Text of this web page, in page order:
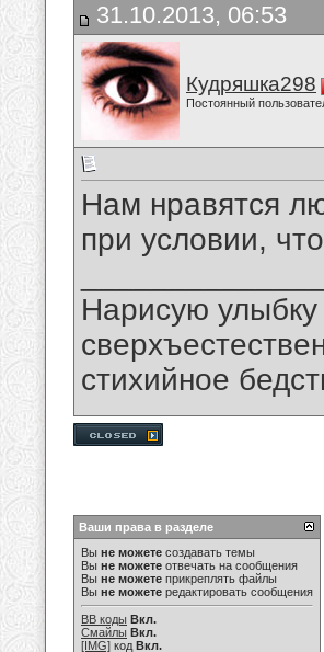
31.10.2013, 06:53
Кудряшка298
Постоянный
Нам нравятся
при условии,
Нарисую улыбку
стихийное
Ваши права в разделе
Вы не можете создавать темы
Вы не можете отвечать на сообщения
Вы не можете прикреплять файлы
Вы не можете редактировать сообщения
BB коды Вкл.
Смайлы Вкл.
[IMG] код Вкл.